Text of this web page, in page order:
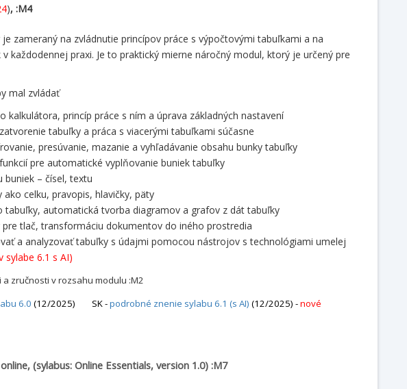
), :M4
zameraný na zvládnutie princípov práce s výpočtovými tabuľkami a na
každodennej praxi. Je to praktický mierne náročný modul, ktorý je určený pre
mal zvládať
kalkulátora, princíp práce s ním a úprava základných nastavení
tabuľky a práca s viacerými tabuľkami súčasne
presúvanie, mazanie a vyhľadávanie obsahu bunky tabuľky
pre automatické vyplňovanie buniek tabuľky
buniek – čísel, textu
celku, pravopis, hlavičky, päty
tabuľky, automatická tvorba diagramov a grafov z dát tabuľky
tlač, transformáciu dokumentov do iného prostredia
a analyzovať tabuľky s údajmi pomocou nástrojov s technológiami umelej
sylabe 6.1 s AI)
zručnosti v rozsahu modulu :M2
6.0 (12/2025) SK -podrobné znenie sylabu 6.1 (s AI) (12/2025) -nové
(sylabus: Online Essentials, version 1.0) :M7